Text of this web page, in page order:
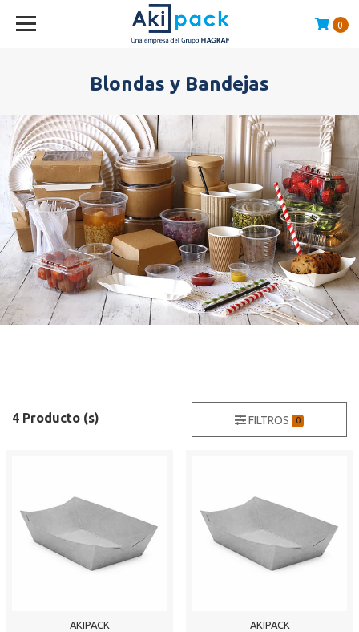
0
Blondas y Bandejas
4 Producto (s) FILTROS 0
AKIPACK AKIPACK